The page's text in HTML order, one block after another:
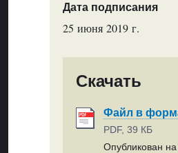
Дата подписания
25 июня 2019 г.
Скачать
Файл в
PDF, 39 КБ
Опубликован